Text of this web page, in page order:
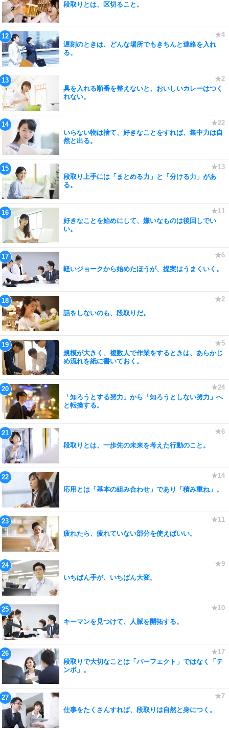
段取りとは、区切ること。
遅刻のときは、どんな場所でもきちんと連絡を入れ
る。
具を入れる順番を整えないと、おいしいカレーはつく
れない。
いらない物は捨て、好きなことをすれば、集中力は自
然と出る。
段取り上手には「まとめる力」と「分ける力」があ
る。
好きなことを始めにして、嫌いなものは後回しでい
い。
軽いジョークから始めたほうが、提案はうまくいく。
話をしないのも、段取りだ。
規模が大きく、複数人で作業をするときは、あらかじ
め流れを紙に書いておく。
「知ろうとする努力」から「知ろうとしない努力」へ
と転換する。
段取りとは、一歩先の未来を考えた行動のこと。
応用とは「基本の組み合わせ」であり「積み重ね」。
疲れたら、疲れていない部分を使えばいい。
いちばん手が、いちばん大変。
キーマンを見つけて、人脈を開拓する。
段取りで大切なことは「パーフェクト」ではなく「テ
ンポ」。
仕事をたくさんすれば、段取りは自然と身につく。